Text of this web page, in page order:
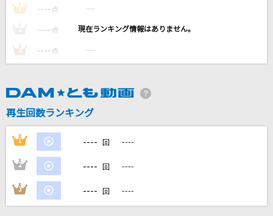
HY
TeddyLoid
MAISONdes
[生音]君はロックを聴かない
あいみょん
ホワイトノイズ(「東京リベンジャーズ」アニメ
バージョン)
Official髭男dism
Sakura
1 ---- 点 ----
---- 点 ----
3 ---- 点 ----
再生回数ランキング
1 ---- 回 ----
2 ---- 回 ----
3 ---- 回 ----